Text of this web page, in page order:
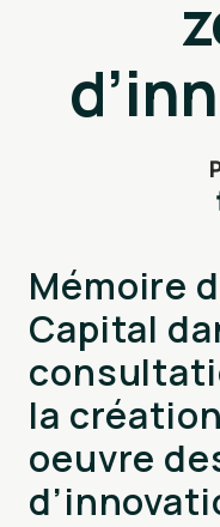
Mémoire
Capital
la
oeuvre